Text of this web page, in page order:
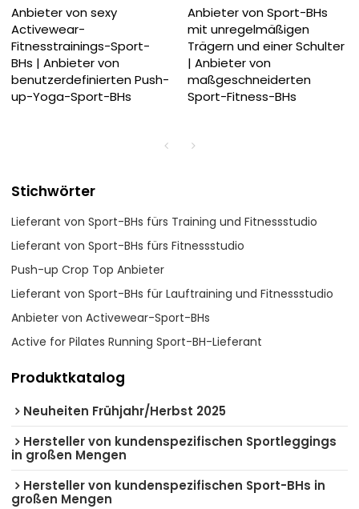
Anbieter von sexy
Activewear-
Fitnesstrainings-Sport-
BHs | Anbieter von
benutzerdefinierten Push-
up-Yoga-Sport-BHs
Anbieter von Sport-BHs
mit unregelmäßigen
Trägern und einer Schulter
| Anbieter von
maßgeschneiderten
Sport-Fitness-BHs
Stichwörter
Lieferant von Sport-BHs fürs Training und Fitnessstudio
Lieferant von Sport-BHs fürs Fitnessstudio
Push-up Crop Top Anbieter
Lieferant von Sport-BHs für Lauftraining und Fitnessstudio
Anbieter von Activewear-Sport-BHs
Active for Pilates Running Sport-BH-Lieferant
Produktkatalog
Neuheiten Frühjahr/Herbst 2025
Hersteller von kundenspezifischen Sportleggings
in großen Mengen
Hersteller von kundenspezifischen Sport-BHs in
großen Mengen